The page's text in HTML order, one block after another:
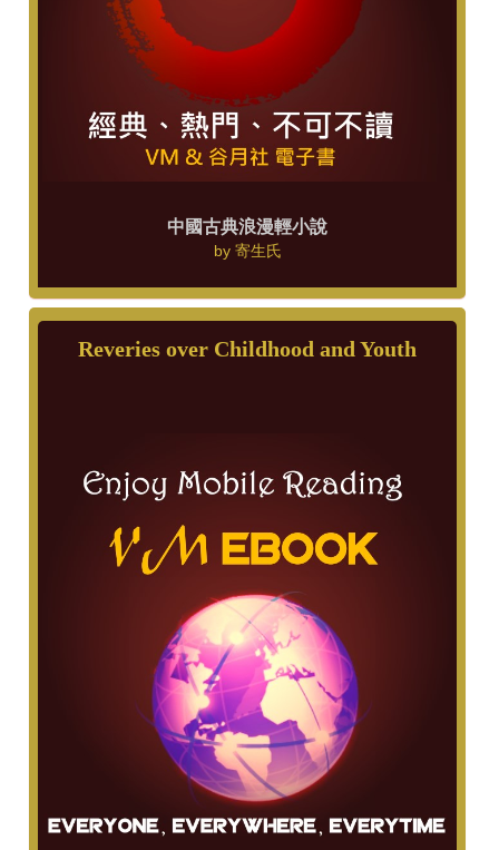
中國古典浪漫輕小說
by 寄生氏
Reveries over Childhood and Youth